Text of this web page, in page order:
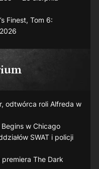
Finest, Tom 6:
odtwórca roli Alfreda w
w Chicago
SWAT i policji
premiera The Dark